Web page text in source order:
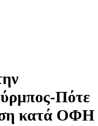
Πότε
κατά ΟΦΗ